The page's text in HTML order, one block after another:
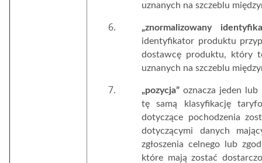
uznanych na szczeblu
„znormalizowany
identyfikator produktu
dostawcę produktu, który
uznanych na szczeblu
„pozycja” oznacza jeden
tę samą klasyfikację
dotyczące pochodzenia
dotyczącymi danych
zgłoszenia celnego lub
które mają zostać